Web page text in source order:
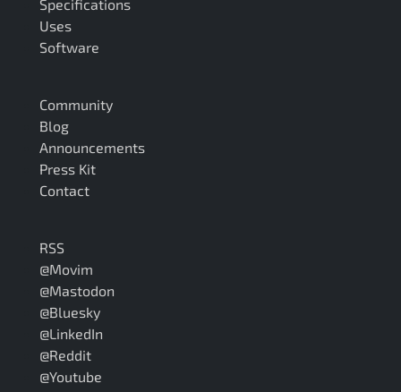
Specifications
Uses
Software
Community
Blog
Announcements
Press Kit
Contact
RSS
@Movim
@Mastodon
@Bluesky
@LinkedIn
@Reddit
@Youtube